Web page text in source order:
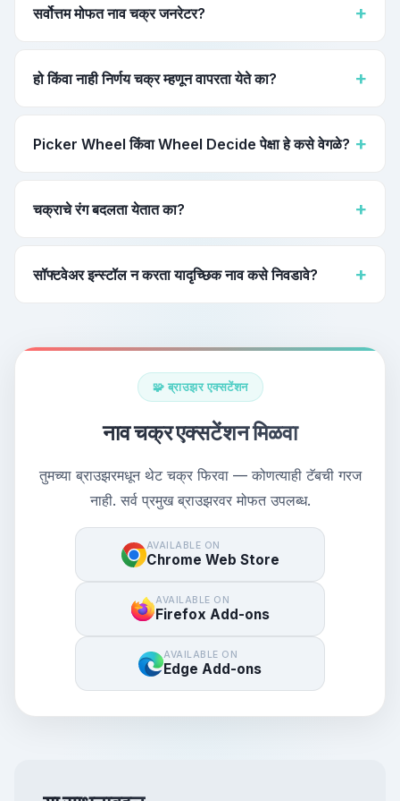
करता येत नाही. प्रत्येक फिरवणे खरी यादृच्छिक आहे.
सर्वोत्तम मोफत नाव चक्र जनरेटर?
खरोखरच मोफत, साइन-अप नाही, ब्राउझरमध्ये खाजगी, बहुभाषिक आणि सर्व
डिव्हाइसेसवर चालणारे. हे साधन सर्व अटी पूर्ण करते.
हो किंवा नाही निर्णय चक्र म्हणून वापरता येते का?
जोडता येते. कोणत्याही बायनरी किंवा मल्टी-ऑप्शन निर्णयासाठी रँडम चॉइस
Picker Wheel किंवा Wheel Decide पेक्षा हे कसे वेगळे?
राहतो. कॉन्फेटी आणि डार्क मोड लाइव्ह ब्रॉडकास्ट आणि प्रेझेंटेशनसाठी अधिक
चक्राचे रंग बदलता येतात का?
असाइन करते. लाइट आणि डार्क मोडमध्ये स्विच करा आणि रंग पुन्हा वितरणासाठी
सॉफ्टवेअर इन्स्टॉल न करता यादृच्छिक नाव कसे निवडावे?
यादृच्छिकपणे विजेता निवडेल.
🧩 ब्राउझर एक्सटेंशन
नाव चक्र एक्सटेंशन मिळवा
तुमच्या ब्राउझरमधून थेट चक्र फिरवा — कोणत्याही टॅबची गरज
नाही. सर्व प्रमुख ब्राउझरवर मोफत उपलब्ध.
AVAILABLE ON
Chrome Web Store
AVAILABLE ON
Firefox Add-ons
AVAILABLE ON
Edge Add-ons